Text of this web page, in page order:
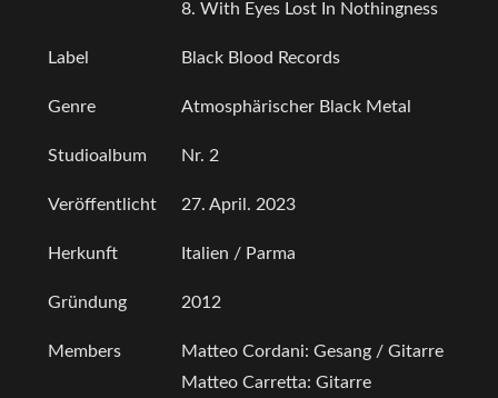
8. With Eyes Lost In Nothingness
Label Black Blood Records
Genre Atmosphärischer Black Metal
Studioalbum Nr. 2
Veröffentlicht 27. April. 2023
Herkunft Italien / Parma
Gründung 2012
Members
Matteo Cordani: Gesang / Gitarre
Matteo Carretta: Gitarre